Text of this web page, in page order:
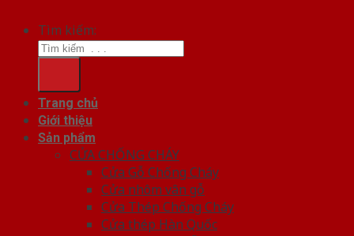
Tìm kiếm:
Trang chủ
Giới thiệu
Sản phẩm
CỬA CHỐNG CHÁY
Cửa Gỗ Chống Cháy
Cửa nhôm vân gỗ
Cửa Thép Chống Cháy
Cửa thép Hàn Quốc